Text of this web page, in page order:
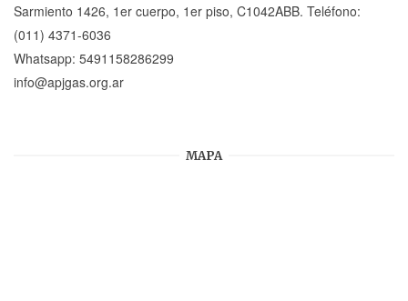
Sarmiento 1426, 1er cuerpo, 1er piso, C1042ABB. Teléfono:
(011) 4371-6036
Whatsapp: 5491158286299
info@apjgas.org.ar
MAPA